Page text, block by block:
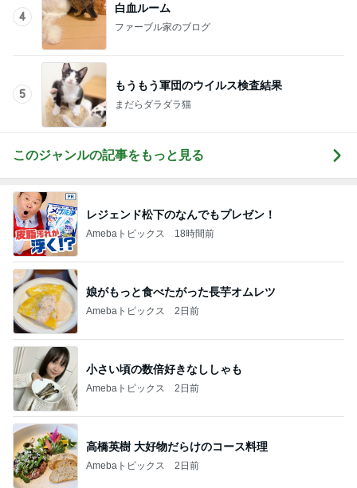
4
白血ルーム
ファーブル家のブログ
5
もうもう軍団のウイルス検査結果
まだらダラダラ猫
このジャンルの記事をもっと見る
レジェンド松下のなんでもプレゼン！
Amebaトピックス 18時間前
娘がもっと食べたがった長芋オムレツ
Amebaトピックス 2日前
小さい頃の数倍好きなししゃも
Amebaトピックス 2日前
高橋英樹 大好物だらけのコース料理
Amebaトピックス 2日前